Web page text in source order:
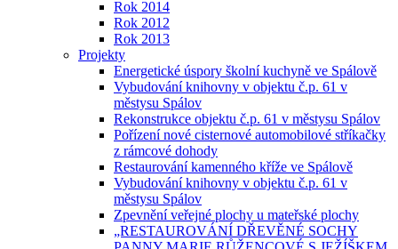
Rok 2014
Rok 2012
Rok 2013
Projekty
Energetické úspory školní kuchyně ve Spálově
Vybudování knihovny v objektu č.p. 61 v
městysu Spálov
Rekonstrukce objektu č.p. 61 v městysu Spálov
Pořízení nové cisternové automobilové stříkačky
z rámcové dohody
Restaurování kamenného kříže ve Spálově
Vybudování knihovny v objektu č.p. 61 v
městysu Spálov
Zpevnění veřejné plochy u mateřské plochy
„RESTAUROVÁNÍ DŘEVĚNÉ SOCHY